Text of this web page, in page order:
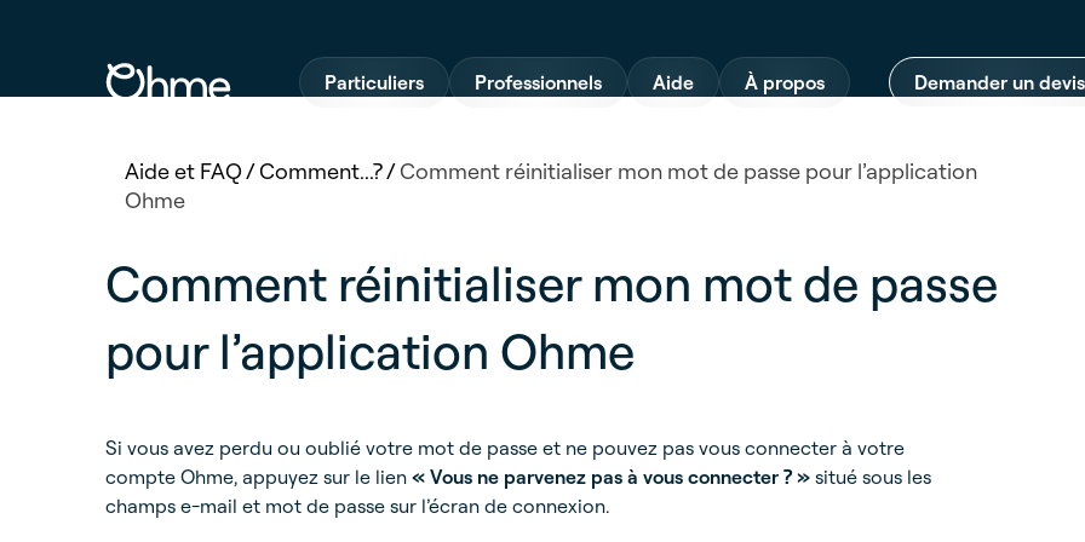
Particuliers Professionnels Aide À propos Demander un devis
Aide et FAQ/Comment...?/Comment réinitialiser mon mot de passe pour l’application
Ohme
Comment réinitialiser mon mot de passe
pour l’application Ohme
Si vous avez perdu ou oublié votre mot de passe et ne pouvez pas vous connecter à votre
compte Ohme, appuyez sur le lien « Vous ne parvenez pas à vous connecter ? » situé sous les
champs e-mail et mot de passe sur l’écran de connexion.